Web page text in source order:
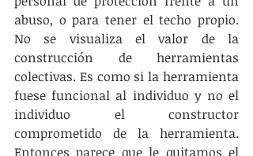
abuso, o para tener el techo propio.
No se visualiza el valor de la
construcción de herramientas
colectivas. Es como si la herramienta
fuese funcional al individuo y no el
individuo el constructor
comprometido de la herramienta.
Entonces parece que le quitamos el